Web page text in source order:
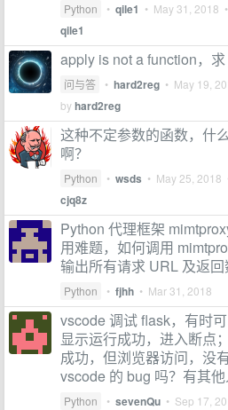
Python • qile1 • May 31, 2018
qile1
apply is not a function，
问与答 • hard2reg • May 19,
byhard2reg
这种不定参数的函数，什
啊？
Python • wsds • May 25, 2018
cjq8z
Python 代理框架
用难题，如何调用
输出所有请求 URL 及返
Python • fjhh • Mar 31, 2018
vscode 调试 flask，有时
显示运行成功，进入断点
成功，但浏览器访问，没
vscode 的 bug 吗？有其他
Python • sevenQu • Sep 17,